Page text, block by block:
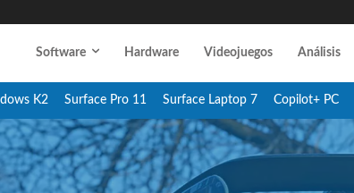
Software Hardware Videojuegos Análisis
K2 Surface Pro 11 Surface Laptop 7 Copilot+ PC